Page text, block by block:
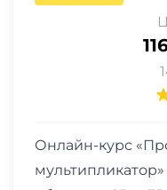
Онлайн-курс